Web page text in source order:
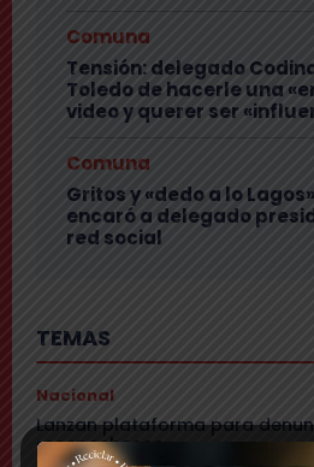
Comuna
Tensión: delegado
Toledo de hacerle una
video y querer ser
Comuna
Gritos y «dedo a lo
encaró a delegado
red social
TEMAS
Nacional
Lanzan plataforma para
«sospechosos»